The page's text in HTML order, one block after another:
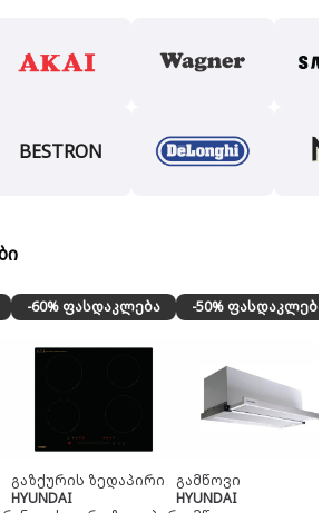
BESTRON
-60% ფასდაკლება
გაზქურის ზედაპირი
HYUNDAI
-50% ფასდაკლება
გამწოვი
HYUNDAI